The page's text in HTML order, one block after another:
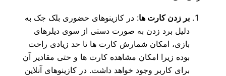
بر زدن کارت ها: در کازینوهای حضوری بلک جک به
دلیل برد زدن به صورت دستی از سوی دیلرهای
بازی، امکان شمارش کارت ها تا حد زیادی راحت
بوده زیرا امکان مشاهده کارت ها و حتی مقادیر آن
برای کاربر وجود خواهد داشت. در کازینوهای آنلاین